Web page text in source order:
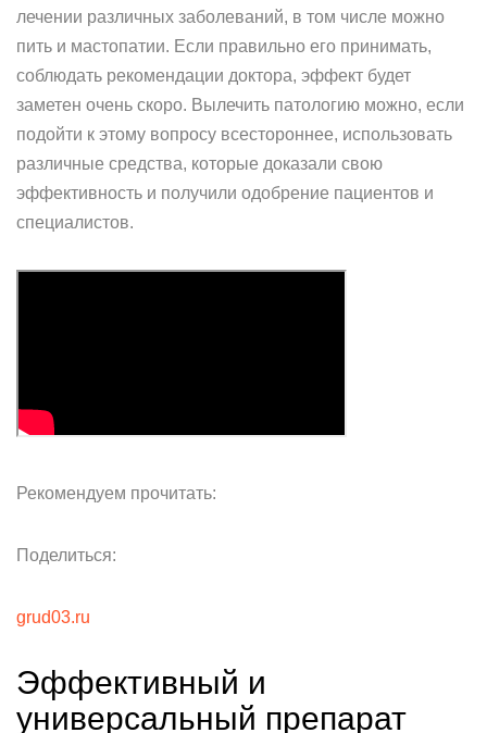
лечении различных заболеваний, в том числе можно
пить и мастопатии. Если правильно его принимать,
соблюдать рекомендации доктора, эффект будет
заметен очень скоро. Вылечить патологию можно, если
подойти к этому вопросу всестороннее, использовать
различные средства, которые доказали свою
эффективность и получили одобрение пациентов и
специалистов.
Рекомендуем прочитать:
Поделиться:
grud03.ru
Эффективный и
универсальный препарат